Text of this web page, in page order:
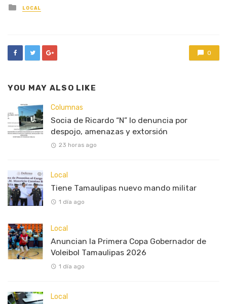
Posted
in
LOCAL
0
YOU MAY ALSO LIKE
Columnas
Socia de Ricardo “N” lo denuncia por
despojo, amenazas y extorsión
23 horas ago
Local
Tiene Tamaulipas nuevo mando militar
1 día ago
Local
Anuncian la Primera Copa Gobernador de
Voleibol Tamaulipas 2026
1 día ago
Local